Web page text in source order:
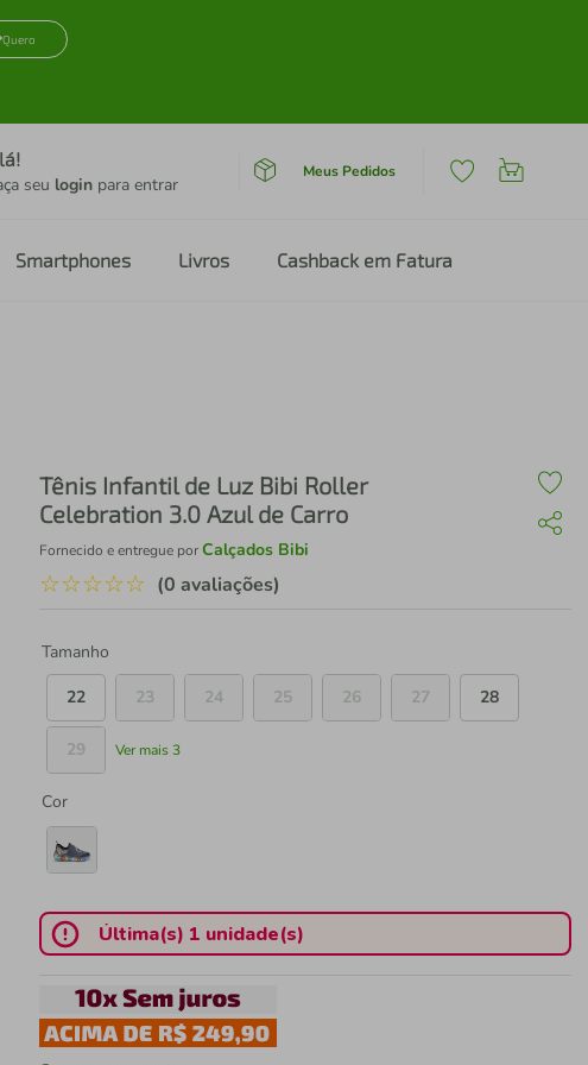
Quero
seu login para entrar
Meus Pedidos
Smartphones Livros Cashback em Fatura
Tênis Infantil de Luz Bibi Roller
Celebration 3.0 Azul de Carro
Fornecido e entregue porCalçados Bibi
☆☆☆☆☆ (0 avaliações)
Tamanho
22
23 24 25 26 27 28
29 Ver mais 3
Cor
Última(s) 1 unidade(s)